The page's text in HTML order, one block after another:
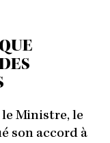
Ministre, le
son accord à